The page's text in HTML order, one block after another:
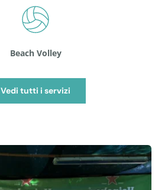
Beach Volley
Vedi tutti i servizi